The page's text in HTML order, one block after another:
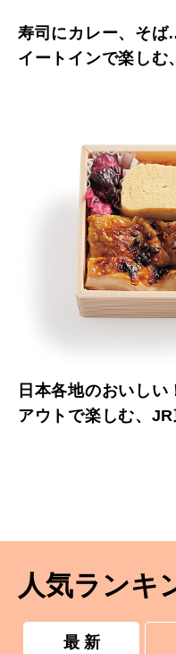
寿司にカレー、そば
イートインで楽しむ
日本各地のおいしい
アウトで楽しむ、JR
人気ランキ
最 新